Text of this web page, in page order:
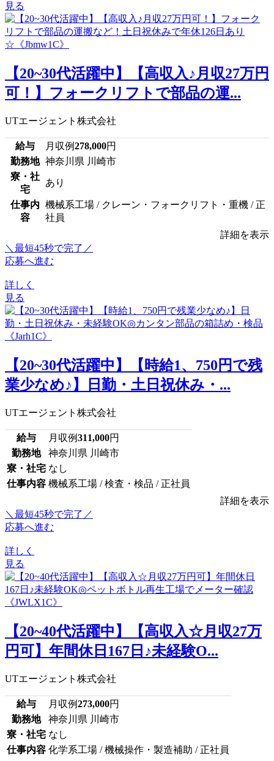
見る
【20~30代活躍中】【高収入♪月収27万円
可！】フォークリフトで部品の運...
UTエージェント株式会社
給与 月収例278,000円
勤務地 神奈川県 川崎市
寮・社
宅
あり
仕事内
容
機械系工場 / クレーン・フォークリフト・重機 / 正
社員
詳細を表示
＼最短45秒で完了／
応募へ進む
詳しく
見る
【20~30代活躍中】【時給1、750円で残
業少なめ♪】日勤・土日祝休み・...
UTエージェント株式会社
給与 月収例311,000円
勤務地
神奈川県 川崎市
寮・社宅 なし
仕事内容 機械系工場 / 検査・検品 / 正社員
詳細を表示
＼最短45秒で完了／
応募へ進む
詳しく
見る
【20~40代活躍中】【高収入☆月収27万
円可】年間休日167日♪未経験O...
UTエージェント株式会社
給与 月収例273,000円
勤務地
神奈川県 川崎市
寮・社宅 なし
仕事内容 化学系工場 / 機械操作・製造補助 / 正社員